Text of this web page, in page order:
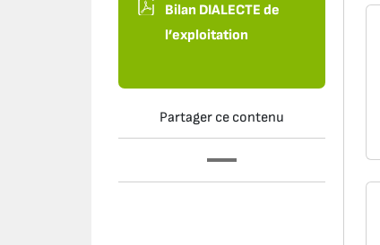
Bilan DIALECTE de
l’exploitation
Partager ce contenu